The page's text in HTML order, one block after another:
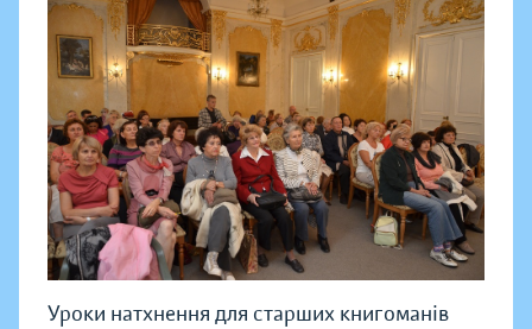
Уроки натхнення для старших книгоманів